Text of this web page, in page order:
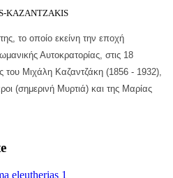
, το οποίο εκείνη την εποχή
Αυτοκρατορίας, στις 18
του Μιχάλη Καζαντζάκη (1856 - 1932),
(σημερινή Μυρτιά) και της Μαρίας